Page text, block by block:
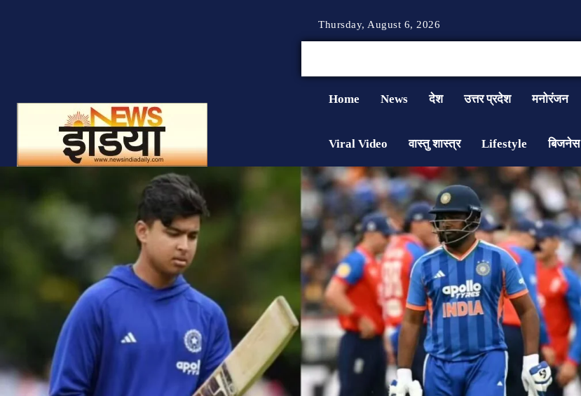
Thursday, August 6, 2026
Home News देश उत्तर प्रदेश मनोरंजन
Viral Video वास्तु शास्त्र Lifestyle बिजनेस